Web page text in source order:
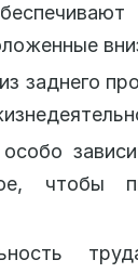
заднего
чтобы